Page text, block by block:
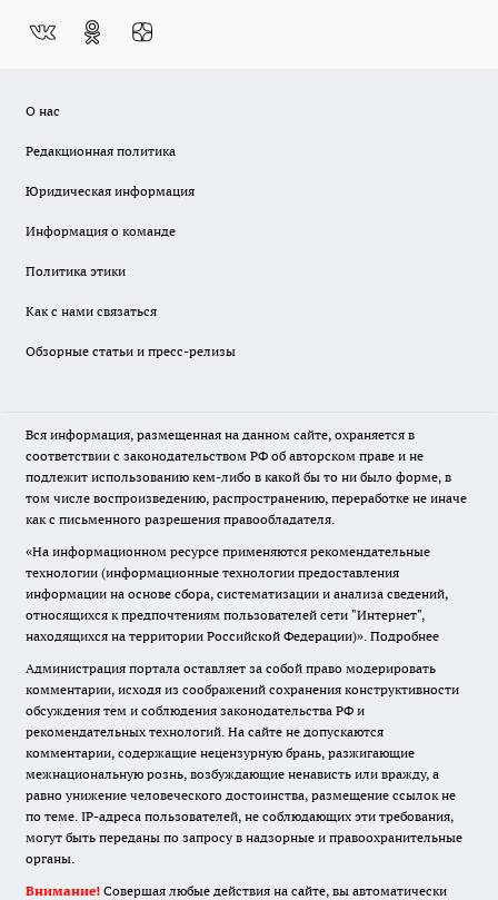
О нас
Редакционная политика
Юридическая информация
Информация о команде
Политика этики
Как с нами связаться
Обзорные статьи и пресс-релизы
Вся информация, размещенная на данном сайте, охраняется в
соответствии с законодательством РФ об авторском праве и не
подлежит использованию кем-либо в какой бы то ни было форме, в
том числе воспроизведению, распространению, переработке не иначе
как с письменного разрешения правообладателя.
«На информационном ресурсе применяются рекомендательные
технологии (информационные технологии предоставления
информации на основе сбора, систематизации и анализа сведений,
относящихся к предпочтениям пользователей сети "Интернет",
находящихся на территории Российской Федерации)». Подробнее
Администрация портала оставляет за собой право модерировать
комментарии, исходя из соображений сохранения конструктивности
обсуждения тем и соблюдения законодательства РФ и
рекомендательных технологий. На сайте не допускаются
комментарии, содержащие нецензурную брань, разжигающие
межнациональную рознь, возбуждающие ненависть или вражду, а
равно унижение человеческого достоинства, размещение ссылок не
по теме. IP-адреса пользователей, не соблюдающих эти требования,
могут быть переданы по запросу в надзорные и правоохранительные
органы.
Внимание! Совершая любые действия на сайте, вы автоматически